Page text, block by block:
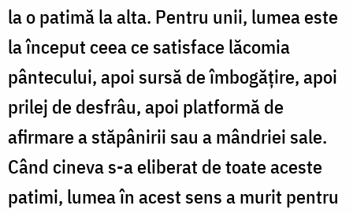
la o patimă la alta. Pentru unii, lumea este
la început ceea ce satisface lăcomia
pântecului, apoi sursă de îmbogăţire, apoi
prilej de desfrâu, apoi platformă de
afirmare a stăpânirii sau a mândriei sale.
Când cineva s-a eliberat de toate aceste
patimi, lumea în acest sens a murit pentru